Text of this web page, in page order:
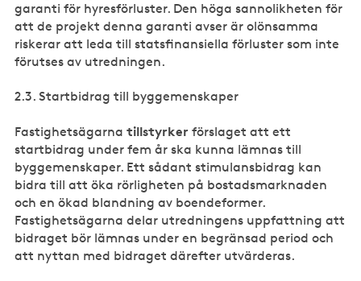
garanti för hyresförluster. Den höga sannolikheten för
att de projekt denna garanti avser är olönsamma
riskerar att leda till statsfinansiella förluster som inte
förutses av utredningen.
2.3. Startbidrag till byggemenskaper
Fastighetsägarna tillstyrker förslaget att ett
startbidrag under fem år ska kunna lämnas till
byggemenskaper. Ett sådant stimulansbidrag kan
bidra till att öka rörligheten på bostadsmarknaden
och en ökad blandning av boendeformer.
Fastighetsägarna delar utredningens uppfattning att
bidraget bör lämnas under en begränsad period och
att nyttan med bidraget därefter utvärderas.